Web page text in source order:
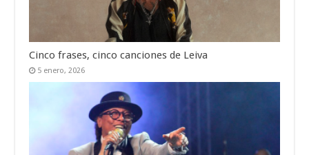
Cinco frases, cinco canciones de Leiva
5 enero, 2026